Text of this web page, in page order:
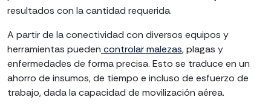
resultados con la cantidad requerida.
A partir de la conectividad con diversos equipos y
herramientas pueden controlar malezas, plagas y
enfermedades de forma precisa. Esto se traduce en un
ahorro de insumos, de tiempo e incluso de esfuerzo de
trabajo, dada la capacidad de movilización aérea.